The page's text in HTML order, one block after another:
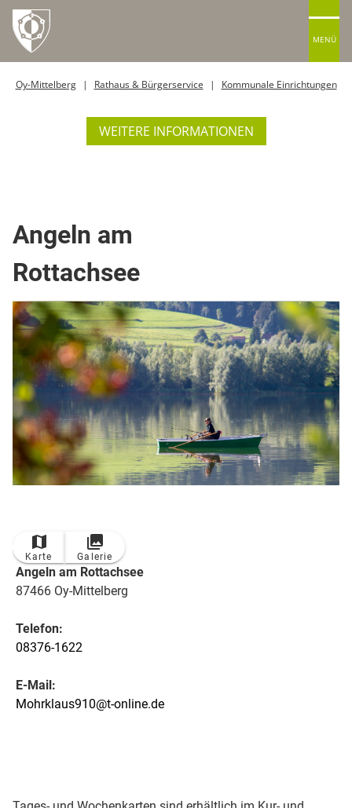
MENÜ
Oy-Mittelberg Rathaus & Bürgerservice Kommunale Einrichtungen
WEITERE INFORMATIONEN
Angeln am
Rottachsee
Karte Galerie
Angeln am Rottachsee
87466 Oy-Mittelberg
Telefon:
08376-1622
E-Mail:
Mohrklaus910@t-online.de